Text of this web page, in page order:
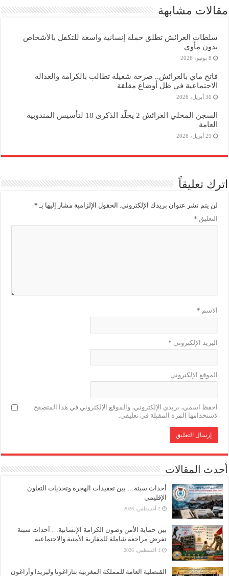
مقالات مشابهة
سلطات العرائش تطلق حملة إنسانية واسعة للتكفل بالأشخاص
بدون مأوى
8 يونيو، 2026
فاتح ماي بالعرائش.. صرخة شغيلة تطالب بالكرامة والعدالة
الاجتماعية في ظل أوضاع مقلقة
30 أبريل، 2026
السجن المحلي العرائش 2 يخلّد الذكرى 18 لتأسيس المندوبية
العامة
29 أبريل، 2026
اترك تعليقاً
لن يتم نشر عنوان بريدك الإلكتروني. الحقول الإلزامية مشار إليها بـ *
التعليق *
الاسم *
البريد الإلكتروني *
الموقع الإلكتروني
احفظ اسمي، بريدي الإلكتروني، والموقع الإلكتروني في هذا المتصفح
لاستخدامها المرة المقبلة في تعليقي.
أحدث المقالات
أحداث سبتة… بين تعقيدات الهجرة وتحديات التعاون
الإقليمي
2 أغسطس، 2026
بين حماية الأمن وصون الكرامة الإنسانية… أحداث سبتة
تفرض مراجعة شاملة للمقاربة الأمنية والاجتماعية
1 أغسطس، 2026
القنصلية العامة للمملكة المغربية بتاراغونا وليريدا وأراغون